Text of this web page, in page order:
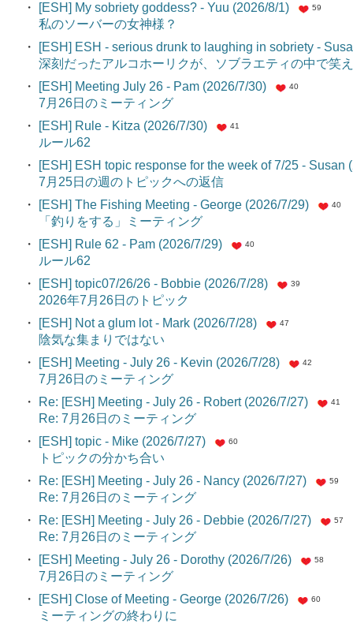
・
[ESH] My sobriety goddess? - Yuu (2026/8/1)
私のソーバーの女神様？
59
・
[ESH] ESH - serious drunk to laughing in sobriety -
深刻だったアルコホーリクが、ソブラエティの中で
・
[ESH] Meeting July 26 - Pam (2026/7/30)
7月26日のミーティング
40
・
[ESH] Rule - Kitza (2026/7/30)
ルール62
41
・
[ESH] ESH topic response for the week of 7/25 - Susan
7月25日の週のトピックへの返信
・
[ESH] The Fishing Meeting - George (2026/7/29)
「釣りをする」ミーティング
40
・
[ESH] Rule 62 - Pam (2026/7/29)
ルール62
40
・
[ESH] topic07/26/26 - Bobbie (2026/7/28)
2026年7月26日のトピック
39
・
[ESH] Not a glum lot - Mark (2026/7/28)
陰気な集まりではない
47
・
[ESH] Meeting - July 26 - Kevin (2026/7/28)
7月26日のミーティング
42
・
Re: [ESH] Meeting - July 26 - Robert (2026/7/27)
Re: 7月26日のミーティング
41
・
[ESH] topic - Mike (2026/7/27)
トピックの分かち合い
60
・
Re: [ESH] Meeting - July 26 - Nancy (2026/7/27)
Re: 7月26日のミーティング
59
・
Re: [ESH] Meeting - July 26 - Debbie (2026/7/27)
Re: 7月26日のミーティング
57
・
[ESH] Meeting - July 26 - Dorothy (2026/7/26)
7月26日のミーティング
58
・
[ESH] Close of Meeting - George (2026/7/26)
ミーティングの終わりに
60